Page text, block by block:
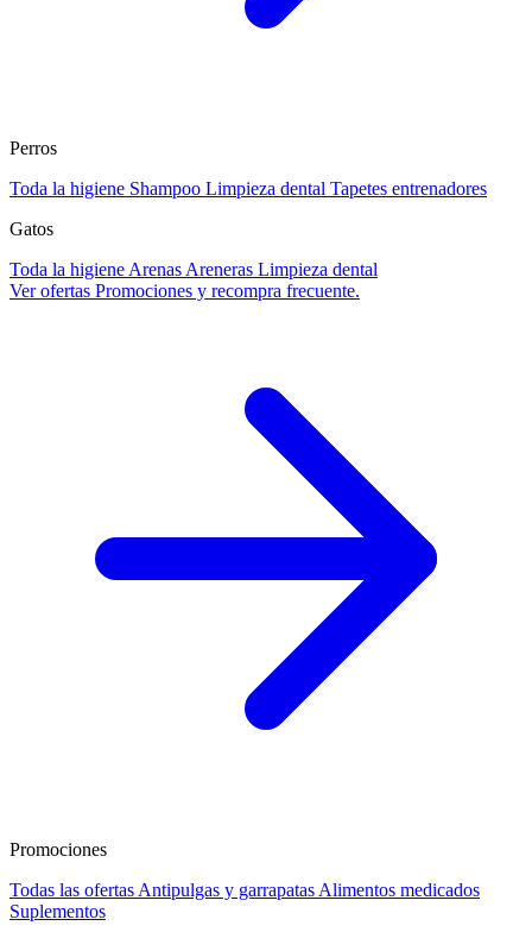
Perros
Toda la higiene Shampoo Limpieza dental Tapetes entrenadores
Gatos
Toda la higiene Arenas Areneras Limpieza dental
Ver ofertas Promociones y recompra frecuente.
Promociones
Todas las ofertas Antipulgas y garrapatas Alimentos medicados
Suplementos